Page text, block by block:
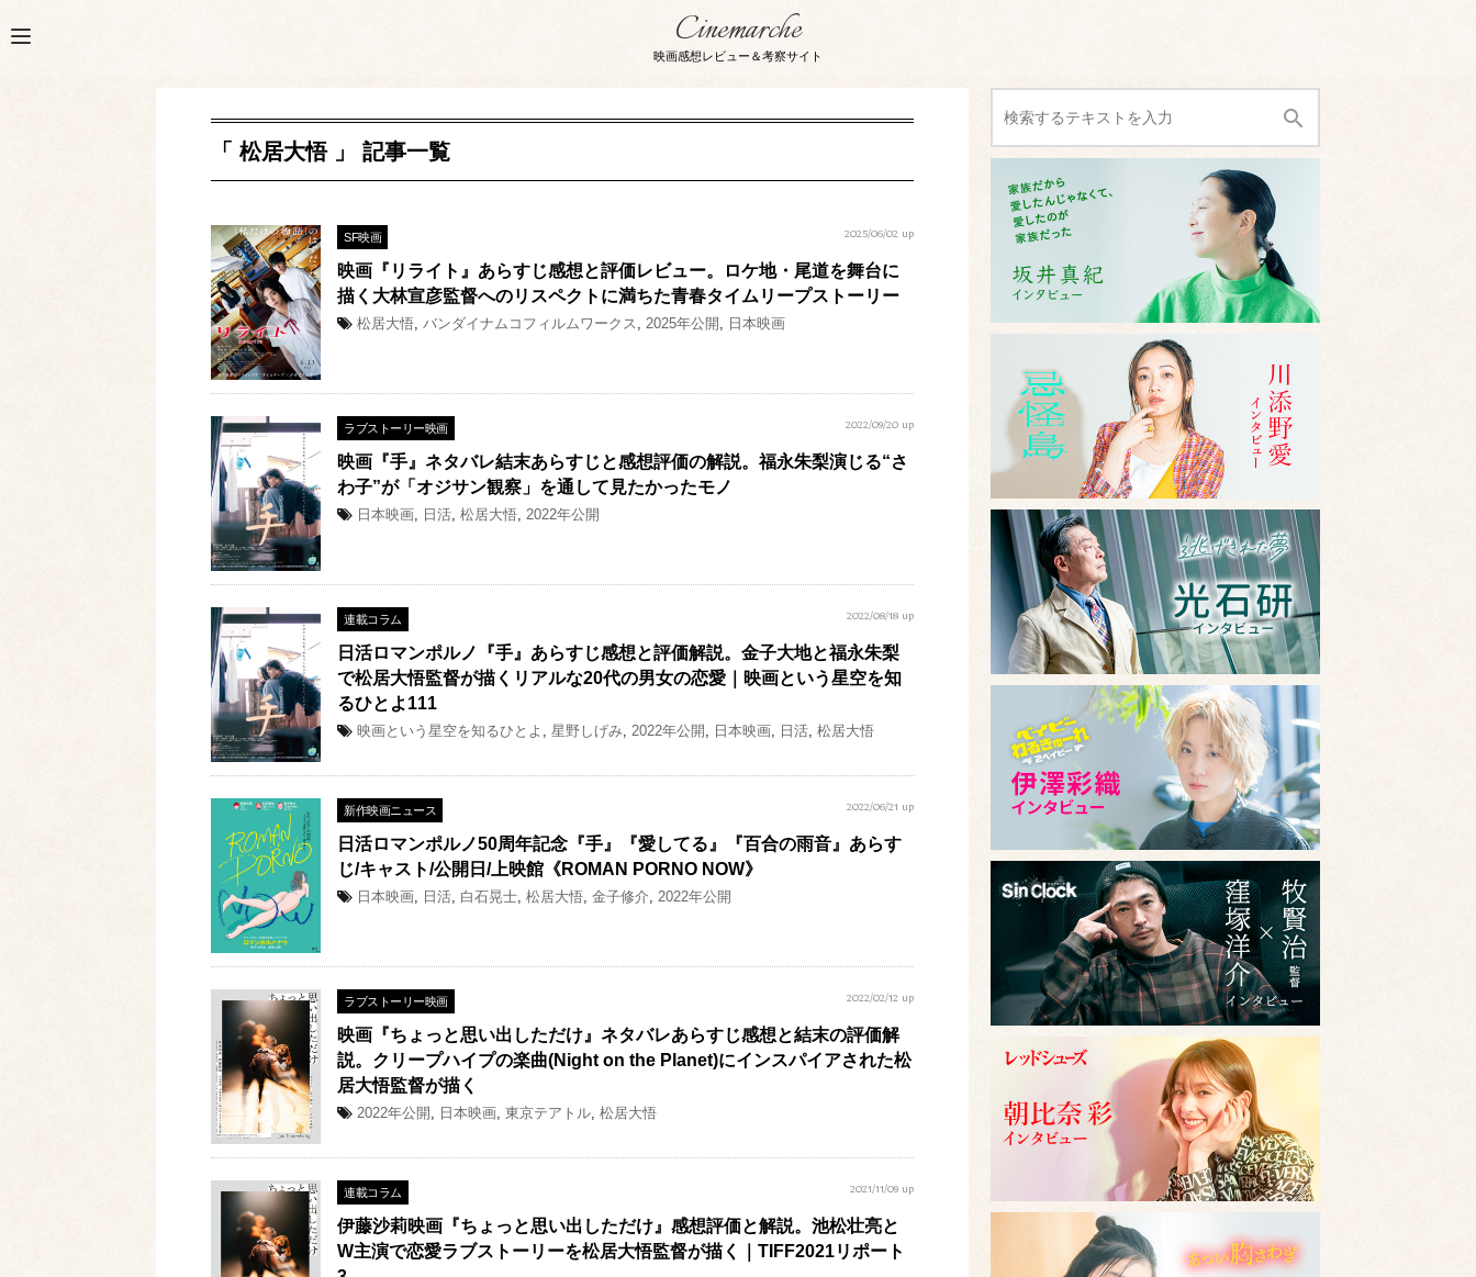
Cinemarche
映画感想レビュー＆考察サイト
「 松居大悟 」 記事一覧
SF映画 2025/06/02 up
映画『リライト』あらすじ感想と評価レビュー。ロケ地・尾道を舞台に
描く大林宣彦監督へのリスペクトに満ちた青春タイムリープストーリー
松居大悟, バンダイナムコフィルムワークス , 2025年公開 , 日本映画
ラブストーリー映画 2022/09/20 up
映画『手』ネタバレ結末あらすじと感想評価の解説。福永朱梨演じる“さ
わ子”が「オジサン観察」を通して見たかったモノ
日本映画, 日活, 松居大悟, 2022年公開
連載コラム 2022/08/18 up
日活ロマンポルノ『手』あらすじ感想と評価解説。金子大地と福永朱梨
で松居大悟監督が描くリアルな20代の男女の恋愛｜映画という星空を知
るひとよ111
映画という星空を知るひとよ , 星野しげみ, 2022年公開 , 日本映画, 日活, 松居大悟
新作映画ニュース 2022/06/21 up
日活ロマンポルノ50周年記念『手』『愛してる』『百合の雨音』あらす
じ/キャスト/公開日/上映館《ROMAN PORNO NOW》
日本映画, 日活, 白石晃士, 松居大悟, 金子修介, 2022年公開
ラブストーリー映画 2022/02/12 up
映画『ちょっと思い出しただけ』ネタバレあらすじ感想と結末の評価解
説。クリープハイプの楽曲(Night on the Planet)にインスパイアされた松
居大悟監督が描く
2022年公開 , 日本映画, 東京テアトル, 松居大悟
連載コラム 2021/11/09 up
伊藤沙莉映画『ちょっと思い出しただけ』感想評価と解説。池松壮亮と
W主演で恋愛ラブストーリーを松居大悟監督が描く｜TIFF2021リポート